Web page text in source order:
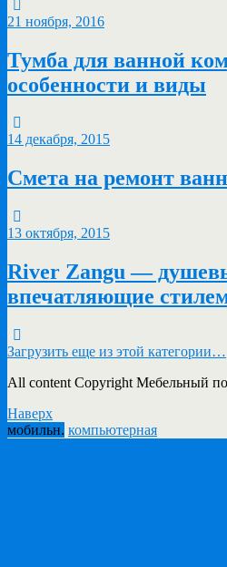
21 ноября, 2016
Тумба для ванной
особенности и виды
14 декабря, 2015
Смета на ремонт
13 октября, 2015
River Zangu —
впечатляющие
Загрузить еще из этой категории…
All content Copyright Мебельный
Наверх
мобильн. компьютерная